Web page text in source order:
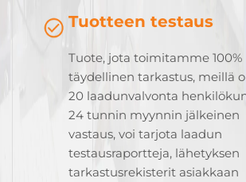
Tuotteen testaus
Tuote, jota toimitamme 100%
täydellinen tarkastus, meillä
20 laadunvalvonta
24 tunnin myynnin jälkeinen
vastaus, voi tarjota laadun
testausraportteja, lähetyksen
tarkastusrekisterit asiakkaan